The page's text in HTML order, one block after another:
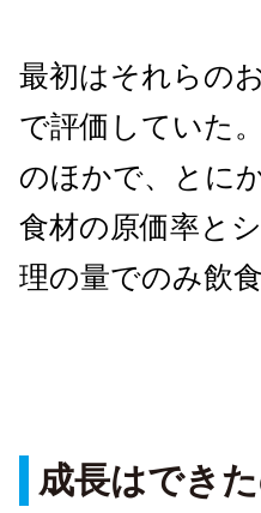
最初はそれらの
で評価していた
のほかで、とに
食材の原価率と
理の量でのみ飲
成長はでき